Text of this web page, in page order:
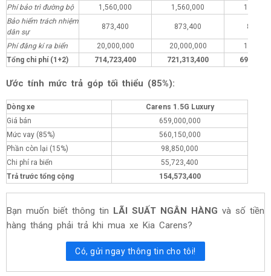
Phí bảo trì đường bộ
1,560,000 1,560,000
Bảo hiểm trách nhiệm
dân sự
873,400 873,400
Phí đăng kí ra biển 20,000,000 20,000,000
Tổng chi phí (1+2)
714,723,400 721,313,400
Ước tính mức trả góp tối thiểu (85%):
Dòng xe
Carens 1.5G Luxury
Giá bán
659,000,000
Mức vay (85%)
560,150,000
Phần còn lại (15%)
98,850,000
Chi phí ra biển
55,723,400
Trả trước tổng cộng
154,573,400
Bạn muốn biết thông tin LÃI SUẤT NGÂN HÀNG và số tiền
hàng tháng phải trả khi mua xe Kia Carens?
Có, gửi ngay thông tin cho tôi!